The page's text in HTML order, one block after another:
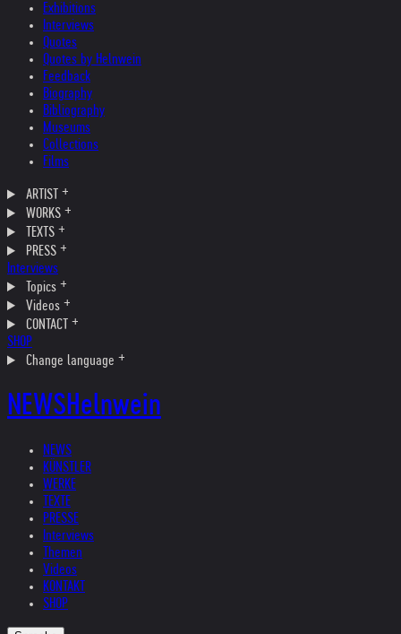
Exhibitions
Interviews
Quotes
Quotes by Helnwein
Feedback
Biography
Bibliography
Museums
Collections
Films
ARTIST
WORKS
TEXTS
PRESS
Interviews
Topics
Videos
CONTACT
SHOP
Change language
NEWSHelnwein
NEWS
KÜNSTLER
WERKE
TEXTE
PRESSE
Interviews
Themen
Videos
KONTAKT
SHOP